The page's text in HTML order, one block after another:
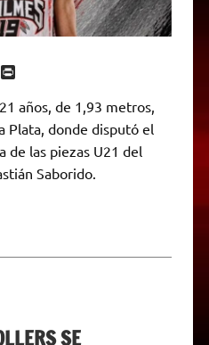
a
P
n
t
F
r
i
años, de 1,93 metros,
Plata, donde disputó el
de las piezas U21 del
Saborido.
SE